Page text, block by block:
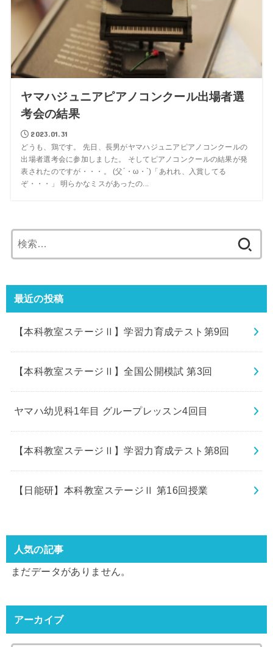
ヤマハジュニアピアノコンクール出場者選
考会の結果
2023.01.31
どうも、鶏です。 先日、長男がヤマハジュニアピアノコンクールの
出場者選考会に参加しました。 そしてピアノコンクールの結果が発
表されたのですが・・・。 (父´・ω・`)「あれれ、入賞してる
ぞ・・・」 明らかなミスがあったの...
索:
最近の投稿
【本科教室ステージⅡ】学習力育成テスト第9回
【本科教室ステージⅡ】全国公開模試 第3回
ヤマハ幼児科1年目 グループレッスン4回目
【本科教室ステージⅡ】学習力育成テスト第8回
【日能研】本科教室ステージⅡ 第16回授業
人気の記事
まだデータがありません。
アーカイブ